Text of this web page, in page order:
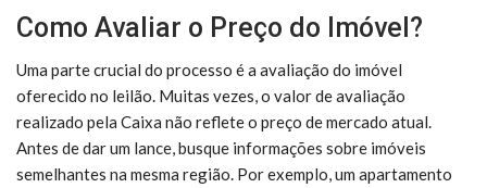
Como Avaliar o Preço do Imóvel?
Uma parte crucial do processo é a avaliação do imóvel
oferecido no leilão. Muitas vezes, o valor de avaliação
realizado pela Caixa não reflete o preço de mercado atual.
Antes de dar um lance, busque informações sobre imóveis
semelhantes na mesma região. Por exemplo, um apartamento